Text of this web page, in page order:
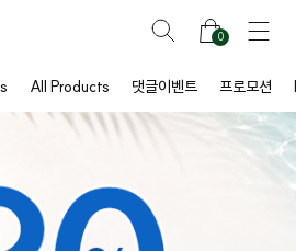
0
All Products 댓글이벤트 프로모션